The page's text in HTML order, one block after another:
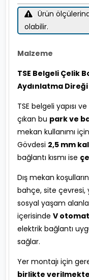
Ürün
olabilir.
Malzeme
TSE Belgeli Çelik
Aydınlatma Direği
TSE belgeli yapısı
çıkan bu park ve
mekan kullanımı
Gövdesi 2,5 mm
bağlantı kısmı ise
Dış mekan
bahçe, site çevresi,
sosyal yaşam
içerisindeV
elektrik bağlantı
sağlar.
Yer montajı için
birlikte